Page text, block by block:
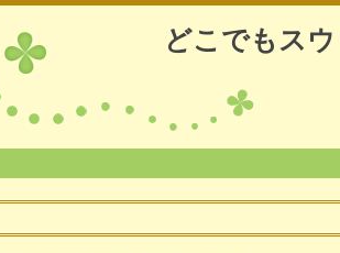
どこでもス